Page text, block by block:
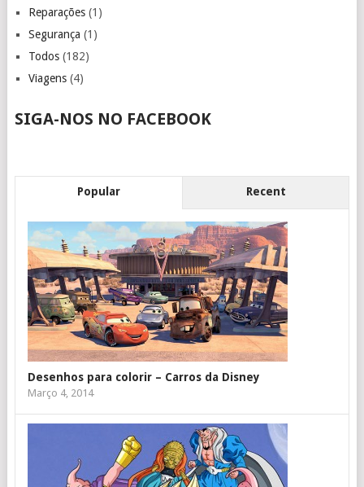
Reparações(1)
Segurança (1)
Todos(182)
Viagens(4)
SIGA-NOS NO FACEBOOK
Popular Recent
Desenhos para colorir – Carros da Disney
Março 4, 2014